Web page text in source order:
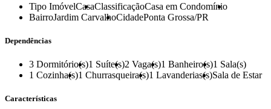
Tipo ImóvelCasaClassificaçãoCasa em Condomínio
BairroJardim CarvalhoCidadePonta Grossa/PR
Dependências
3 Dormitório(s)1 Suíte(s)2 Vaga(s)1 Banheiro(s)1 Sala(s)
1 Cozinha(s)1 Churrasqueira(s)1 Lavanderias(s)Sala de Estar
Características